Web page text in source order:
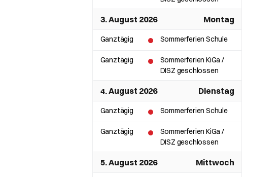
3. August 2026 Montag
Ganztägig Sommerferien Schule
Ganztägig
Sommerferien KiGa /
DISZ geschlossen
4. August 2026 Dienstag
Ganztägig Sommerferien Schule
Ganztägig
Sommerferien KiGa /
DISZ geschlossen
5. August 2026 Mittwoch